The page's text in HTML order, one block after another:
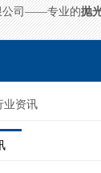
公司——专业的抛
业资讯